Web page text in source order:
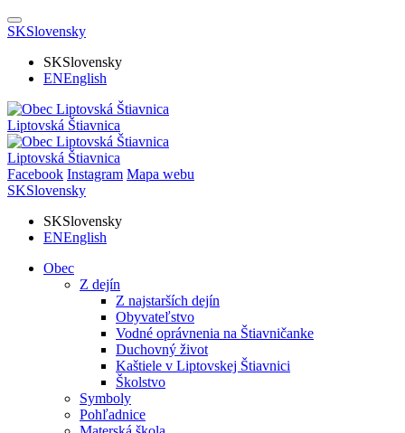
SKSlovensky
SKSlovensky
ENEnglish
Liptovská Štiavnica
Liptovská Štiavnica
Facebook Instagram Mapa webu
SKSlovensky
SKSlovensky
ENEnglish
Obec
Z dejín
Z najstarších dejín
Obyvateľstvo
Vodné oprávnenia na Štiavničanke
Duchovný život
Kaštiele v Liptovskej Štiavnici
Školstvo
Symboly
Pohľadnice